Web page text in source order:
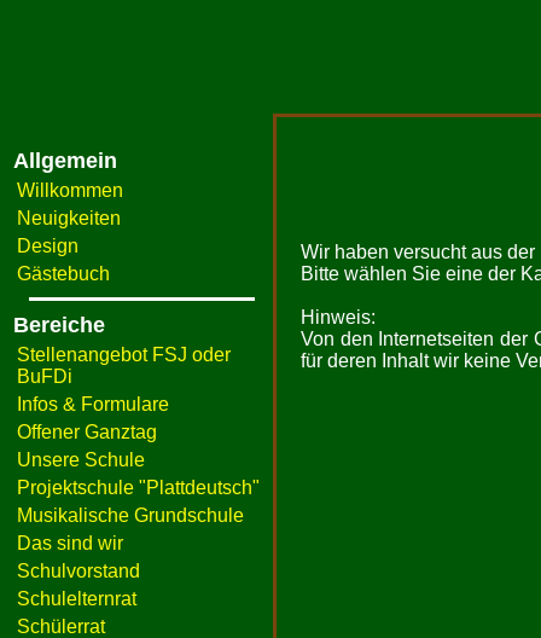
Allgemein
Willkommen
Neuigkeiten
Design
Gästebuch
Bereiche
Stellenangebot FSJ oder
BuFDi
Infos & Formulare
Offener Ganztag
Unsere Schule
Projektschule "Plattdeutsch"
Musikalische Grundschule
Das sind wir
Schulvorstand
Schulelternrat
Schülerrat
Wir haben versucht aus
Bitte wählen Sie eine der
Hinweis:
Von den Internetseiten der
für deren Inhalt wir keine